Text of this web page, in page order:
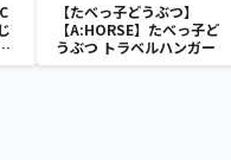
【たべっ子どうぶつ】
【A:HORSE】たべっ子ど
うぶつ トラベルハンガー